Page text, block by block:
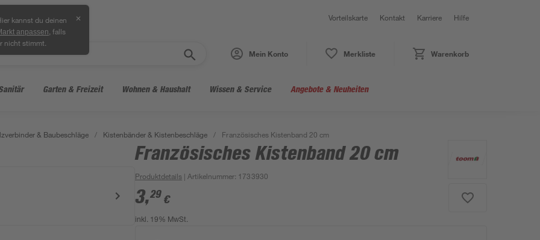
kannst du deinen
anpassen , falls
nicht stimmt.
✕ Vorteilskarte Kontakt Karriere Hilfe
Mein Konto Merkliste Warenkorb
Garten & Freizeit Wohnen & Haushalt Wissen & Service Angebote & Neuheiten
& Baubeschläge / Kistenbänder & Kistenbeschläge / Französisches Kistenband 20 cm
Französisches Kistenband 20 cm
Produktdetails | Artikelnummer: 1733930
3,29 €
inkl. 19% MwSt.